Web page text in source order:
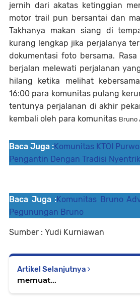
jernih dari akatas ketinggian
motor trail pun bersantai dan
Takhanya makan siang di
kurang lengkap jika perjalanya
dokumentasi foto bersama.
berjalan melewati perjalanan
hilang ketika melihat
16:00 para komunitas pulang
tentunya perjalanan di akhir
kembali oleh para komunitas Bruno
Baca Juga :Komunitas KTOI
Pengantin Dengan Tradisi Nyentrik
Baca Juga :Komunitas Bruno
Pegunungan Bruno
Sumber : Yudi Kurniawan
Artikel Selanjutnya
memuat...